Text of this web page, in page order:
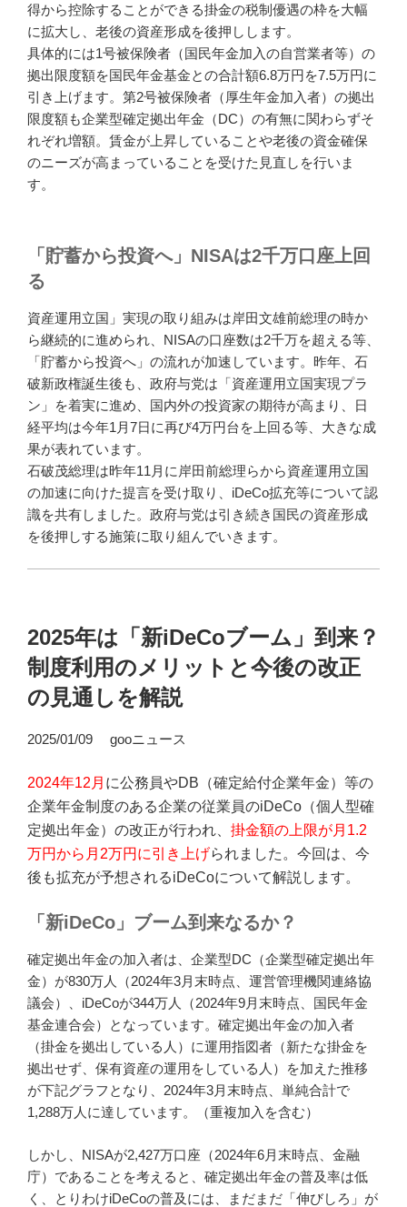
得から控除することができる掛金の税制優遇の枠を大幅
に拡大し、老後の資産形成を後押しします。
具体的には1号被保険者（国民年金加入の自営業者等）の
拠出限度額を国民年金基金との合計額6.8万円を7.5万円に
引き上げます。第2号被保険者（厚生年金加入者）の拠出
限度額も企業型確定拠出年金（DC）の有無に関わらずそ
れぞれ増額。賃金が上昇していることや老後の資金確保
のニーズが高まっていることを受けた見直しを行いま
す。
「貯蓄から投資へ」NISAは2千万口座上回
る
資産運用立国」実現の取り組みは岸田文雄前総理の時か
ら継続的に進められ、NISAの口座数は2千万を超える等、
「貯蓄から投資へ」の流れが加速しています。昨年、石
破新政権誕生後も、政府与党は「資産運用立国実現プラ
ン」を着実に進め、国内外の投資家の期待が高まり、日
経平均は今年1月7日に再び4万円台を上回る等、大きな成
果が表れています。
石破茂総理は昨年11月に岸田前総理らから資産運用立国
の加速に向けた提言を受け取り、iDeCo拡充等について認
識を共有しました。政府与党は引き続き国民の資産形成
を後押しする施策に取り組んでいきます。
2025年は「新iDeCoブーム」到来？
制度利用のメリットと今後の改正
の見通しを解説
2025/01/09 gooニュース
2024年12月 に公務員やDB（確定給付企業年金）等の
企業年金制度のある企業の従業員のiDeCo（個人型確
定拠出年金）の改正が行われ、 掛金額の上限が月1.2
万円から月2万円に引き上げられました。今回は、今
後も拡充が予想されるiDeCoについて解説します。
「新iDeCo」ブーム到来なるか？
確定拠出年金の加入者は、企業型DC（企業型確定拠出年
金）が830万人（2024年3月末時点、運営管理機関連絡協
議会）、iDeCoが344万人（2024年9月末時点、国民年金
基金連合会）となっています。確定拠出年金の加入者
（掛金を拠出している人）に運用指図者（新たな掛金を
拠出せず、保有資産の運用をしている人）を加えた推移
が下記グラフとなり、2024年3月末時点、単純合計で
1,288万人に達しています。（重複加入を含む）
しかし、NISAが2,427万口座（2024年6月末時点、金融
庁）であることを考えると、確定拠出年金の普及率は低
く、とりわけiDeCoの普及には、まだまだ「伸びしろ」が